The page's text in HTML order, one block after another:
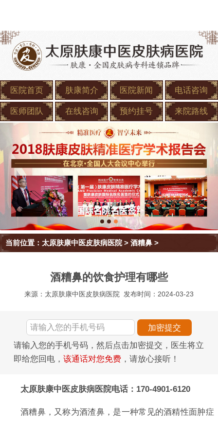
医院首页 肤康简介 医院新闻 电话咨询
医师团队 在线咨询 预约挂号 来院路线
当前位置： 太原肤康中医皮肤病医院>酒糟鼻 >
酒糟鼻的饮食护理有哪些
来源：太原肤康中医皮肤病医院 发布时间：2024-03-23
请输入您的手机号码，然后点击加密提交，医生将立
即给您回电， 该通话对您免费 ，请放心接听！
太原肤康中医皮肤病医院电话：170-4901-6120
酒糟鼻，又称为酒渣鼻，是一种常见的酒精性面肿症